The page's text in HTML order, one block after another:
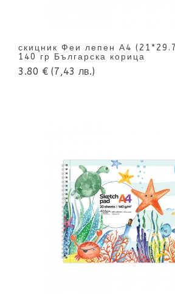
скицник Феи лепен А4
140 гр Българска корица
3.80 € (7,43 лв.)